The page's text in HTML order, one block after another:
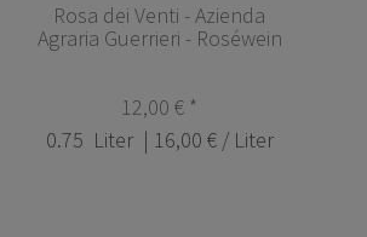
Rosa dei Venti - Azienda
Agraria Guerrieri - Roséwein
12,00 € *
0.75 Liter | 16,00 € / Liter